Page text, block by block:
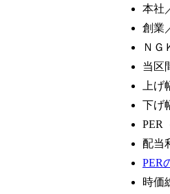
本社
創業
ＮＧ
当区
上
下げ
PER
配当
PER
時価